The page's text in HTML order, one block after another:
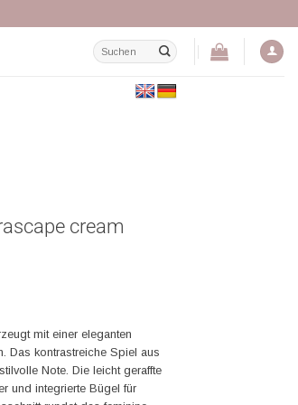
Suchen
nach:
cream
mit einer eleganten
Das kontrastreiche Spiel aus
Note. Die leicht geraffte
und integrierte Bügel für